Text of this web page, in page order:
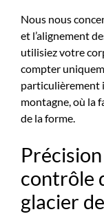
Nous nous
et l’alignement
utilisiez votre
compter
particulièrement
montagne, où la
de la forme.
contrôle
glacier